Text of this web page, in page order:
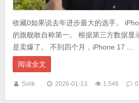
收藏0如果说去年进步最大的选手。
的旗舰敢自称第一。 根据第三方数据显
是卖爆了。 不到四个月，iPhone 17 ...
阅读全文
Svlik 2026-01-13 1,546 0